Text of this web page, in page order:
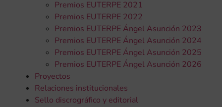
Premios EUTERPE 2021
Premios EUTERPE 2022
Premios EUTERPE Ángel Asunción 2023
Premios EUTERPE Ángel Asunción 2024
Premios EUTERPE Ángel Asunción 2025
Premios EUTERPE Ángel Asunción 2026
Proyectos
Relaciones institucionales
Sello discrográfico y editorial